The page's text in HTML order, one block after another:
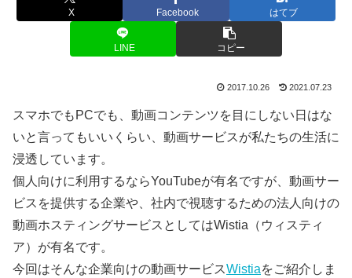
X Facebook はてブ
LINE コピー
2017.10.26 2021.07.23
スマホでもPCでも、動画コンテンツを目にしない日はな
いと言ってもいいくらい、動画サービスが私たちの生活に
浸透しています。
個人向けに利用するならYouTubeが有名ですが、動画サー
ビスを提供する企業や、社内で視聴するための法人向けの
動画ホスティングサービスとしてはWistia（ウィスティ
ア）が有名です。
今回はそんな企業向けの動画サービスWistiaをご紹介しま